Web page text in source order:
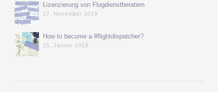
Lizenzierung von Flugdienstberatern
17. November 2019
How to become a #flightdispatcher?
25. Januar 2019